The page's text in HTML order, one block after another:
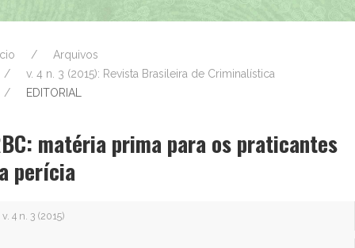
Arquivos
v. 4 n. 3 (2015): Revista Brasileira de Criminalística
EDITORIAL
matéria prima para os praticantes
perícia
v. 4 n. 3 (2015)